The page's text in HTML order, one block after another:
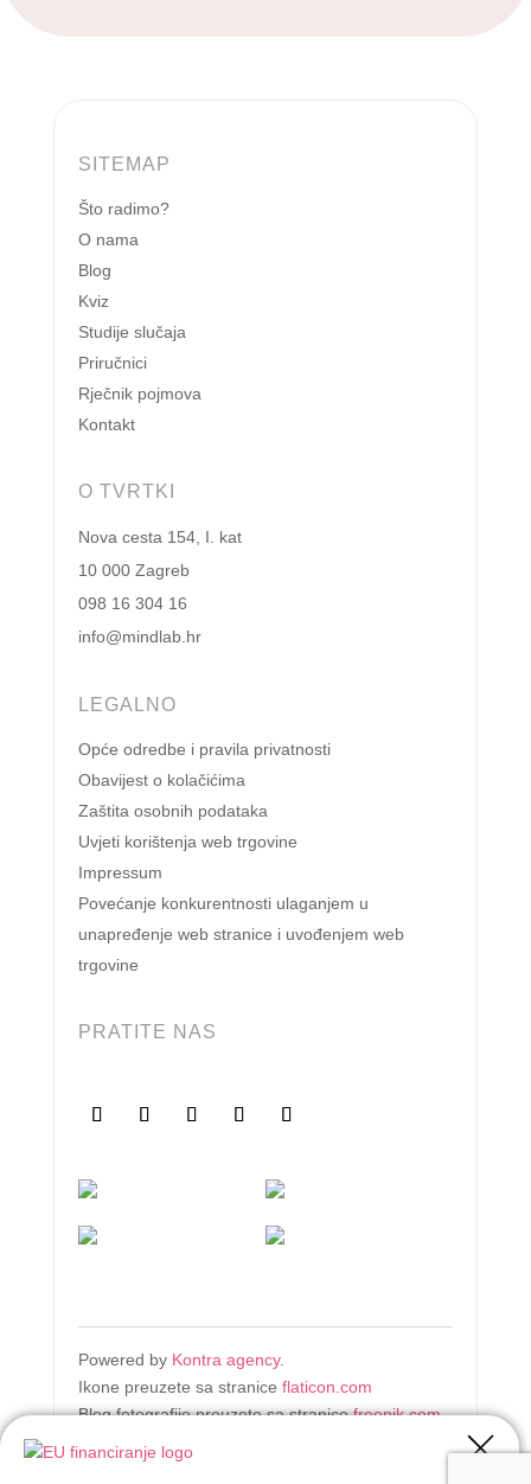
SITEMAP
Što radimo?
O nama
Blog
Kviz
Studije slučaja
Priručnici
Rječnik pojmova
Kontakt
O TVRTKI
Nova cesta 154, I. kat
10 000 Zagreb
098 16 304 16
info@mindlab.hr
LEGALNO
Opće odredbe i pravila privatnosti
Obavijest o kolačićima
Zaštita osobnih podataka
Uvjeti korištenja web trgovine
Impressum
Povećanje konkurentnosti ulaganjem u
unapređenje web stranice i uvođenjem web
trgovine
PRATITE NAS
Powered byKontra agency.
Ikone preuzete sa stranice flaticon.com
Blog fotografije preuzete sa stranicefreepik.com